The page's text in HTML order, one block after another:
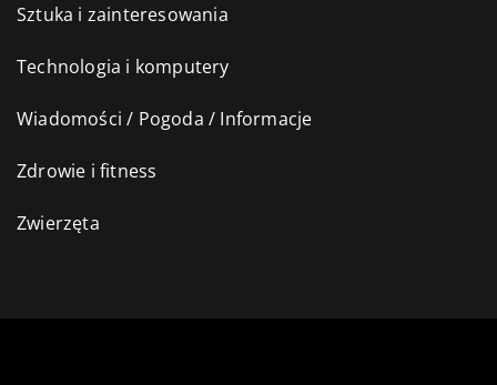
Sztuka i zainteresowania
Technologia i komputery
Wiadomości / Pogoda / Informacje
Zdrowie i fitness
Zwierzęta